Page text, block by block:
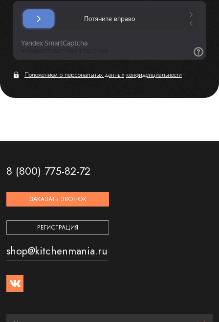
Положением о персональных данных конфиденциальности
8 (800) 775-82-72
ЗАКАЗАТЬ ЗВОНОК
РЕГИСТРАЦИЯ
shop@kitchenmania.ru